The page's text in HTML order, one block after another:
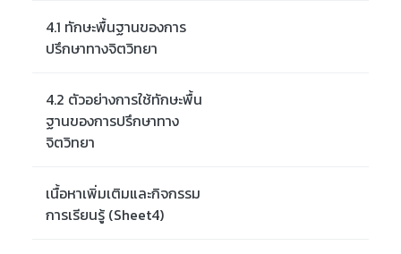
4.1 ทักษะพื้นฐานของการ
ปรึกษาทางจิตวิทยา
4.2 ตัวอย่างการใช้ทักษะพื้น
ฐานของการปรึกษาทาง
จิตวิทยา
เนื้อหาเพิ่มเติมและกิจกรรม
การเรียนรู้ (Sheet4)